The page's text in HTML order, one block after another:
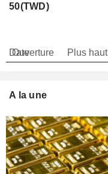
50(TWD)
Date
Ouverture Plus haut
A la une